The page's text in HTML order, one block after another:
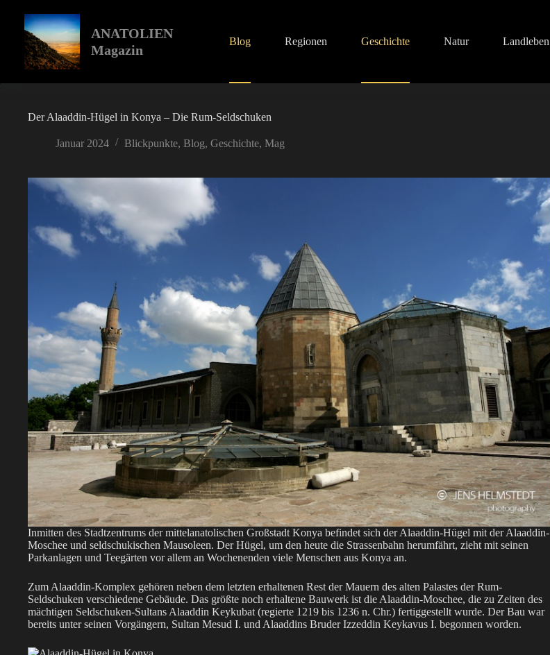
springen
ANATOLIEN
Magazin
Blog Regionen Geschichte Natur Landleben
Der Alaaddin-Hügel in Konya – Die Rum-Seldschuken
Januar 2024 Blickpunkte, Blog, Geschichte, Mag
Inmitten des Stadtzentrums der mittelanatolischen Großstadt Konya befindet sich der Alaaddin-Hügel mit der Alaaddin-
Moschee und seldschukischen Mausoleen. Der Hügel, um den heute die Strassenbahn herumfährt, zieht mit seinen
Parkanlagen und Teegärten vor allem an Wochenenden viele Menschen aus Konya an.
Zum Alaaddin-Komplex gehören neben dem letzten erhaltenen Rest der Mauern des alten Palastes der Rum-
Seldschuken verschiedene Gebäude. Das größte noch erhaltene Bauwerk ist die Alaaddin-Moschee, die zu Zeiten des
mächtigen Seldschuken-Sultans Alaaddin Keykubat (regierte 1219 bis 1236 n. Chr.) fertiggestellt wurde. Der Bau war
bereits unter seinen Vorgängern, Sultan Mesud I. und Alaaddins Bruder Izzeddin Keykavus I. begonnen worden.